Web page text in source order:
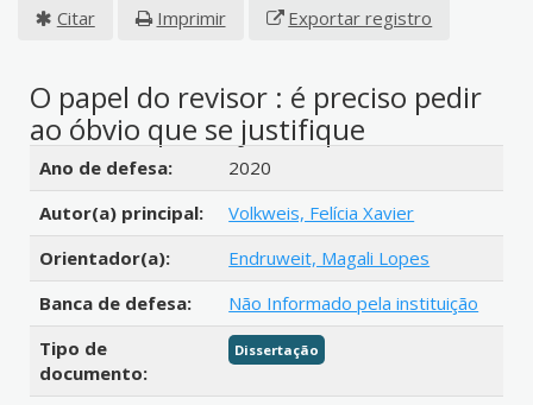
Citar Imprimir Exportar registro
O papel do revisor : é preciso pedir
ao óbvio que se justifique
Detalhes bibliográficos
Ano de defesa:
2020
Autor(a) principal:
Volkweis, Felícia Xavier
Orientador(a):
Endruweit, Magali Lopes
Banca de defesa:
Não Informado pela instituição
Tipo de
documento:
Dissertação